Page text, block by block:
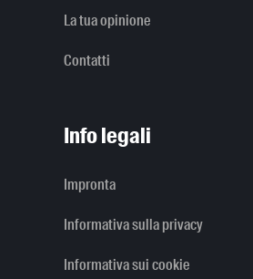
La tua opinione
Contatti
Info legali
Impronta
Informativa sulla privacy
Informativa sui cookie